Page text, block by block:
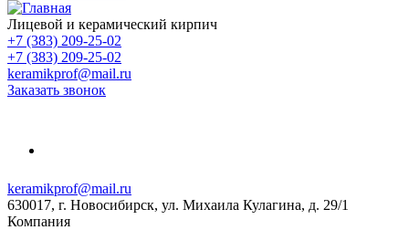
Лицевой и керамический кирпич
+7 (383) 209-25-02
+7 (383) 209-25-02
keramikprof@mail.ru
Заказать звонок
keramikprof@mail.ru
630017, г. Новосибирск, ул. Михаила Кулагина, д. 29/1
Компания